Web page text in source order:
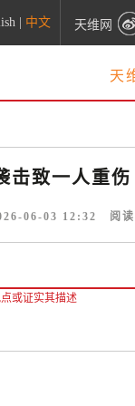
中文 天维网
天
击致一人重
06-03 12:32 阅
或证实其描述